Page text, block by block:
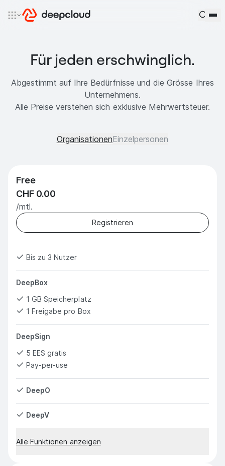
Für jeden erschwinglich.
Abgestimmt auf Ihre Bedürfnisse und die Grösse Ihres
Unternehmens.
Alle Preise verstehen sich exklusive Mehrwertsteuer.
OrganisationenEinzelpersonen
Free
CHF 0.00
/mtl.
Registrieren
Bis zu 3 Nutzer
DeepBox
1 GB Speicherplatz
1 Freigabe pro Box
DeepSign
5 EES gratis
Pay-per-use
DeepO
DeepV
Alle Funktionen anzeigen